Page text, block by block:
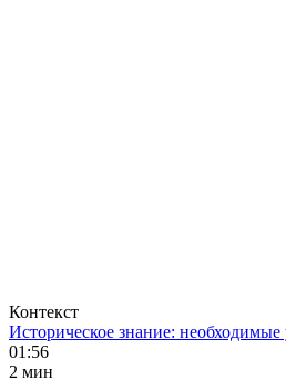
Контекст
Историческое знание: необходимые
01:56
2 мин